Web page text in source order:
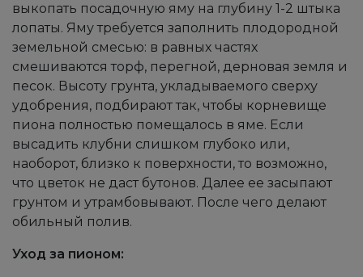
выкопать посадочную яму на глубину 1-2 штыка
лопаты. Яму требуется заполнить плодородной
земельной смесью: в равных частях
смешиваются торф, перегной, дерновая земля и
песок. Высоту грунта, укладываемого сверху
удобрения, подбирают так, чтобы корневище
пиона полностью помещалось в яме. Если
высадить клубни слишком глубоко или,
наоборот, близко к поверхности, то возможно,
что цветок не даст бутонов. Далее ее засыпают
грунтом и утрамбовывают. После чего делают
обильный полив.
Уход за пионом: